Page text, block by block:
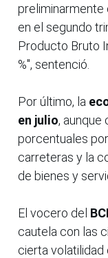
preliminarmente
en el segundo
Producto Bruto
%", sentenció.
Por último, la
en julio, aunque
porcentuales
carreteras y la
de bienes y
El vocero del
cautela con las
cierta volatilidad